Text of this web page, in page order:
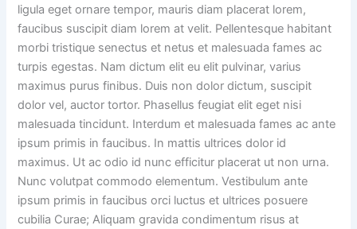
ligula eget ornare tempor, mauris diam placerat lorem,
faucibus suscipit diam lorem at velit. Pellentesque habitant
morbi tristique senectus et netus et malesuada fames ac
turpis egestas. Nam dictum elit eu elit pulvinar, varius
maximus purus finibus. Duis non dolor dictum, suscipit
dolor vel, auctor tortor. Phasellus feugiat elit eget nisi
malesuada tincidunt. Interdum et malesuada fames ac ante
ipsum primis in faucibus. In mattis ultrices dolor id
maximus. Ut ac odio id nunc efficitur placerat ut non urna.
Nunc volutpat commodo elementum. Vestibulum ante
ipsum primis in faucibus orci luctus et ultrices posuere
cubilia Curae; Aliquam gravida condimentum risus at